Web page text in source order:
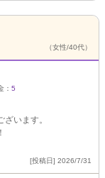
（女性/40代）
： 5
います。
[投稿日] 2026/7/31